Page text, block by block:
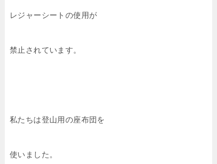
レジャーシートの使用が
禁止されています。
私たちは登山用の座布団を
使いました。